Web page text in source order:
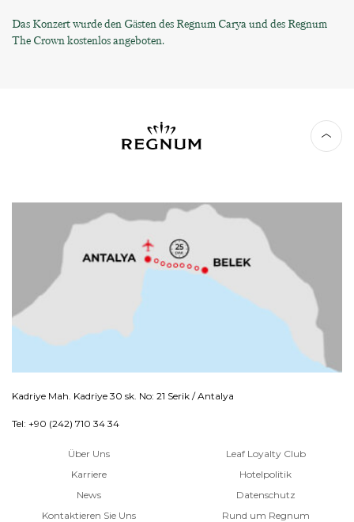
Das Konzert wurde den Gästen des Regnum Carya und des Regnum
The Crown kostenlos angeboten.
Kadriye Mah. Kadriye 30 sk. No: 21 Serik / Antalya
Tel: +90 (242) 710 34 34
Über Uns
Karriere
News
Kontaktieren Sie Uns
Leaf Loyalty Club
Hotelpolitik
Datenschutz
Rund um Regnum